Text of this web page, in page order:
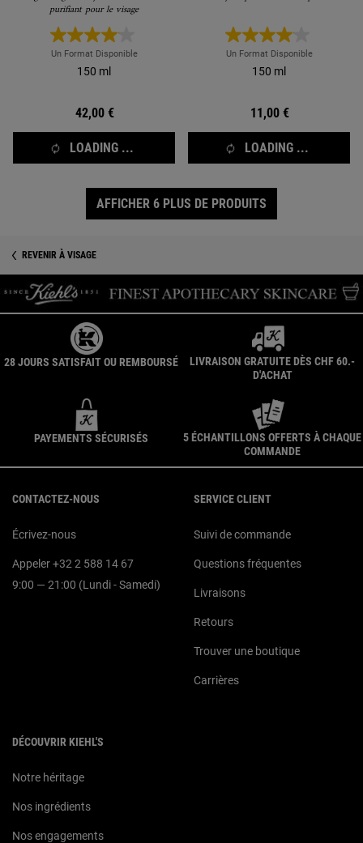
purifiant pour le visage
Un Format Disponible
150 ml
42,00 €
LOADING ...
Un Format Disponible
150 ml
11,00 €
LOADING ...
AFFICHER 6 PLUS DE PRODUITS
REVENIR À VISAGE
28 JOURS SATISFAIT OU REMBOURSÉ
LIVRAISON GRATUITE DÈS CHF 60.-
D'ACHAT
PAYEMENTS SÉCURISÉS
5 ÉCHANTILLONS OFFERTS À CHAQUE
COMMANDE
CONTACTEZ-NOUS
Écrivez-nous
Appeler +32 2 588 14 67
9:00 — 21:00 (Lundi - Samedi)
SERVICE CLIENT
Suivi de commande
Questions fréquentes
Livraisons
Retours
Trouver une boutique
Carrières
DÉCOUVRIR KIEHL'S
Notre héritage
Nos ingrédients
Nos engagements